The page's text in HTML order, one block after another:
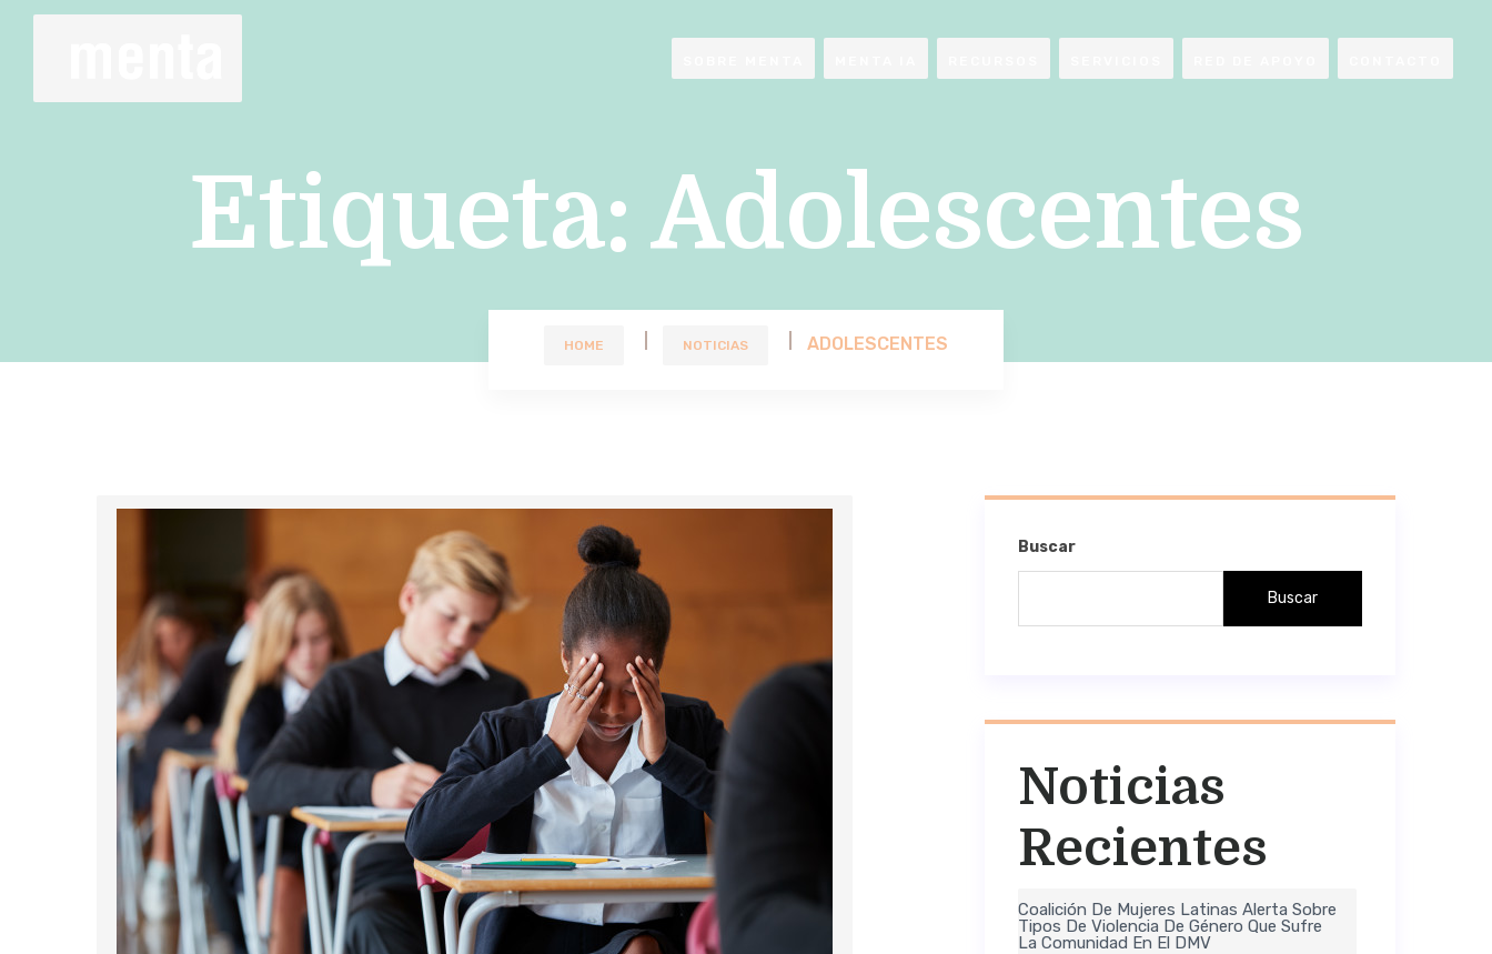
Etiqueta:Adolescentes
HOME NOTICIAS ADOLESCENTES
Buscar
Buscar
Noticias
Recientes
Coalición De Mujeres Latinas Alerta Sobre
Tipos De Violencia De Género Que Sufre
La Comunidad En El DMV